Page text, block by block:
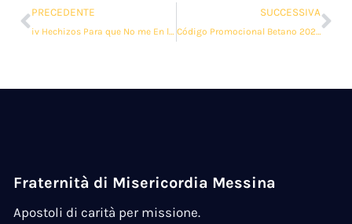
PRECEDENTE
iv Hechizos Para que No me En la máquina de casino zeus búsqueda Ahora Bastante Poderosos
SUCCESSIVA
Código Promocional Betano 2023
Fraternità di Misericordia Messina
Apostoli di carità per missione.